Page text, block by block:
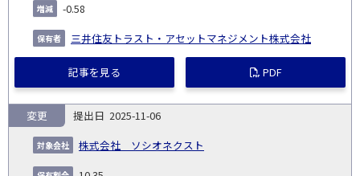
-0.58
三井住友トラスト・アセットマネジメント株式会社
記事を見る PDF
2025-11-06
株式会社 ソシオネクスト
変更